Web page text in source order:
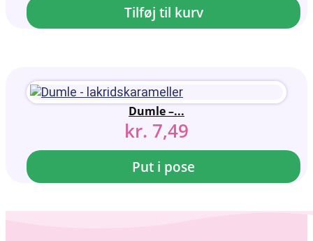
Tilføj til kurv
Dumle –...
kr. 7,49
Put i pose